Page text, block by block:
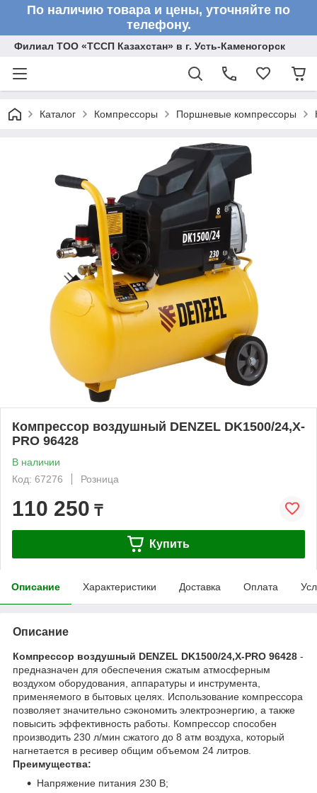
По наличию товара и цены, уточняйте по
телефону.
Филиал ТОО «ТССП Казахстан» в г. Усть-Каменогорск
Каталог Компрессоры Поршневые компрессоры
Компрессор воздушный DENZEL DK1500/24,Х-
PRO 96428
В наличии
Код: 67276
Розница
110 250 ₸
Купить
Описание Характеристики Доставка Оплата
Описание
Компрессор воздушный DENZEL DK1500/24,Х-PRO 96428 -
предназначен для обеспечения сжатым атмосферным
воздухом оборудования, аппаратуры и инструмента,
применяемого в бытовых целях. Использование компрессора
позволяет значительно сэкономить электроэнергию, а также
повысить эффективность работы. Компрессор способен
производить 230 л/мин сжатого до 8 атм воздуха, который
нагнетается в ресивер общим объемом 24 литров.
Преимущества:
Напряжение питания 230 В;